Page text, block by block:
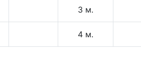
3 м.
4 м.